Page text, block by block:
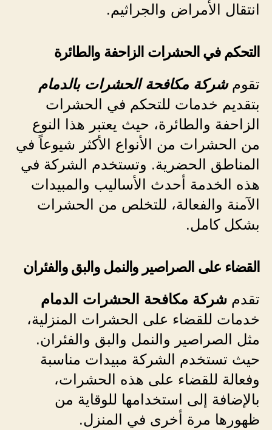
انتقال الأمراض والجراثيم.
التحكم في الحشرات الزاحفة والطائرة
تقومشركة مكافحة الحشرات بالدمام
بتقديم خدمات للتحكم في الحشرات
الزاحفة والطائرة، حيث يعتبر هذا النوع
من الحشرات من الأنواع الأكثر شيوعاً في
المناطق الحضرية. وتستخدم الشركة في
هذه الخدمة أحدث الأساليب والمبيدات
الآمنة والفعالة، للتخلص من الحشرات
بشكل كامل.
القضاء على الصراصير والنمل والبق والفئران
تقدم شركة مكافحة الحشرات الدمام
خدمات للقضاء على الحشرات المنزلية،
مثل الصراصير والنمل والبق والفئران.
حيث تستخدم الشركة مبيدات مناسبة
وفعالة للقضاء على هذه الحشرات،
بالإضافة إلى استخدامها للوقاية من
ظهورها مرة أخرى في المنزل.